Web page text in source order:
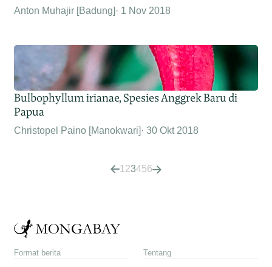
Anton Muhajir [Badung] 1 Nov 2018
Bulbophyllum irianae, Spesies Anggrek Baru di
Papua
Christopel Paino [Manokwari] 30 Okt 2018
123456
Format berita Tentang